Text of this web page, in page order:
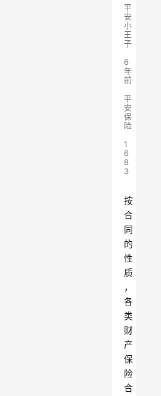
平
安
小
王
子
6
年
前
平
安
保
险
1
6
8
3
按
合
同
的
性
质
，
各
类
财
产
保
险
合